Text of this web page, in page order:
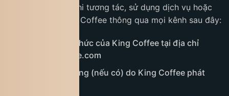
nhân và tổ chức khi tương tác, sử dụng dịch vụ hoặc
giao dịch với King Coffee thông qua mọi kênh sau đây:
Website chính thức của King Coffee tại địa chỉ
www.kingcoffee.com
Ứng dụng di động (nếu có) do King Coffee phát